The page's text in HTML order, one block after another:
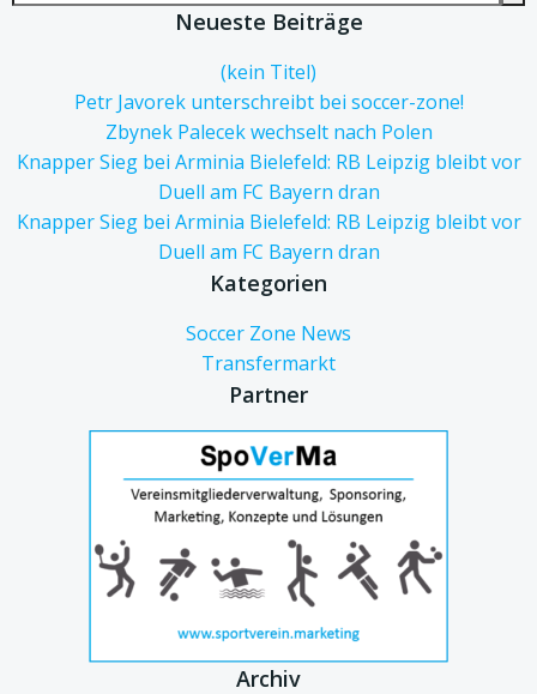
for:
Neueste Beiträge
(kein Titel)
Petr Javorek unterschreibt bei soccer-zone!
Zbynek Palecek wechselt nach Polen
Knapper Sieg bei Arminia Bielefeld: RB Leipzig bleibt vor
Duell am FC Bayern dran
Knapper Sieg bei Arminia Bielefeld: RB Leipzig bleibt vor
Duell am FC Bayern dran
Kategorien
Soccer Zone News
Transfermarkt
Partner
Archiv